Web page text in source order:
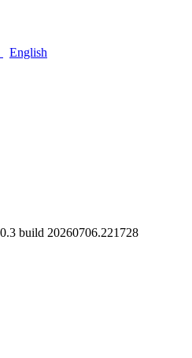
English
build 20260706.221728